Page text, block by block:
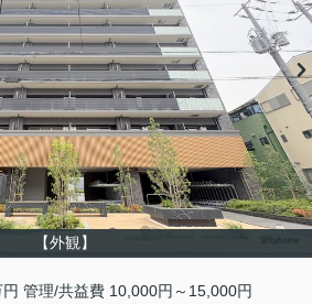
【外観】
管理/共益費 10,000円～15,000円